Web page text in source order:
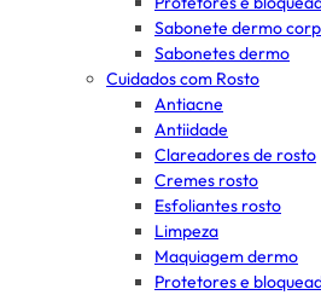
Sabonete dermo
Sabonetes dermo
Cuidados com Rosto
Antiacne
Antiidade
Clareadores de rosto
Cremes rosto
Esfoliantes rosto
Limpeza
Maquiagem dermo
Protetores e